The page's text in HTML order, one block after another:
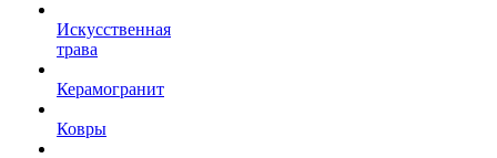
Искусственная
трава
Керамогранит
Ковры